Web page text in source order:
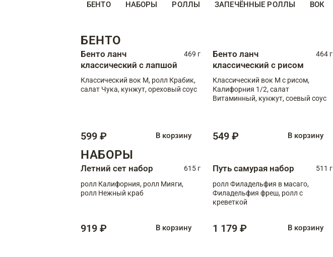
БЕНТО НАБОРЫ РОЛЛЫ ЗАПЕЧЁННЫЕ РОЛЛЫ ВОК
БЕНТО
Бенто ланч
классический с лапшой
469 г
Классический вок М, ролл Крабик,
салат Чука, кунжут, ореховый соус
599 ₽ В корзину
Бенто ланч
классический с рисом
464 г
Классический вок М с рисом,
Калифорния 1/2, салат
Витаминный, кунжут, соевый соус
549 ₽ В корзину
НАБОРЫ
Летний сет набор
615 г
ролл Калифорния, ролл Мияги,
ролл Нежный краб
919 ₽ В корзину
Путь самурая набор
511 г
ролл Филадельфия в масаго,
Филадельфия фреш, ролл с
креветкой
1 179 ₽ В корзину